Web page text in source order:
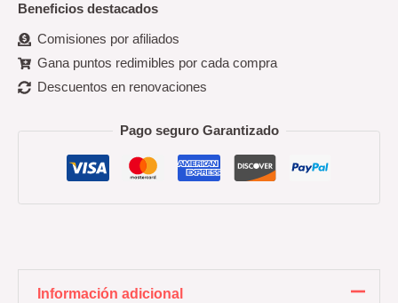
Beneficios destacados
Comisiones por afiliados
Gana puntos redimibles por cada compra
Descuentos en renovaciones
Pago seguro Garantizado
Información adicional